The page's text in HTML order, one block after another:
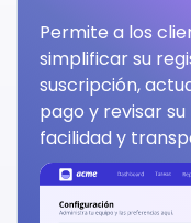
Permite a los
simplificar su
suscripción,
pago y revisar
facilidad y